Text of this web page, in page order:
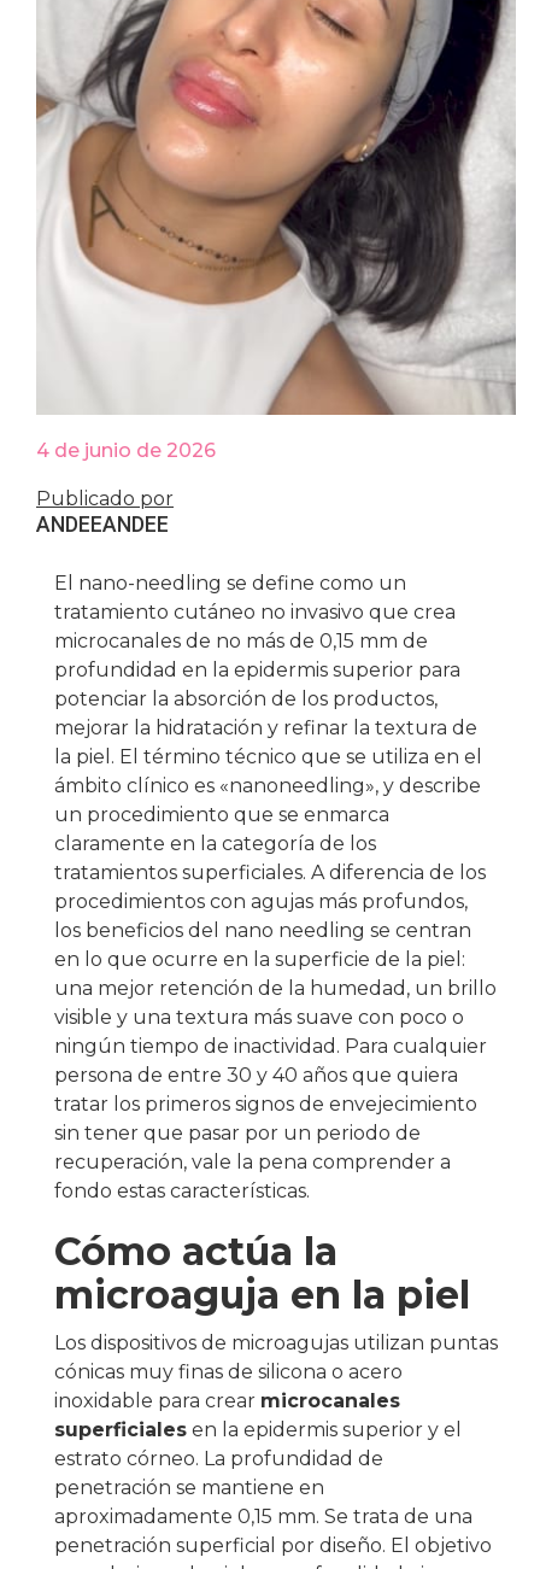
4 de junio de 2026
Publicado por
ANDEEANDEE
El nano-needling se define como un
tratamiento cutáneo no invasivo que crea
microcanales de no más de 0,15 mm de
profundidad en la epidermis superior para
potenciar la absorción de los productos,
mejorar la hidratación y refinar la textura de
la piel. El término técnico que se utiliza en el
ámbito clínico es «nanoneedling», y describe
un procedimiento que se enmarca
claramente en la categoría de los
tratamientos superficiales. A diferencia de los
procedimientos con agujas más profundos,
los beneficios del nano needling se centran
en lo que ocurre en la superficie de la piel:
una mejor retención de la humedad, un brillo
visible y una textura más suave con poco o
ningún tiempo de inactividad. Para cualquier
persona de entre 30 y 40 años que quiera
tratar los primeros signos de envejecimiento
sin tener que pasar por un periodo de
recuperación, vale la pena comprender a
fondo estas características.
Cómo actúa la
microaguja en la piel
Los dispositivos de microagujas utilizan puntas
cónicas muy finas de silicona o acero
inoxidable para crear microcanales
superficiales en la epidermis superior y el
estrato córneo. La profundidad de
penetración se mantiene en
aproximadamente 0,15 mm. Se trata de una
penetración superficial por diseño. El objetivo